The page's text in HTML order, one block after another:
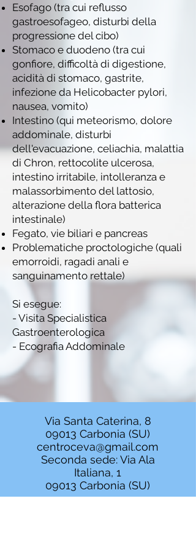
Esofago (tra cui reflusso
gastroesofageo, disturbi della
progressione del cibo)
Stomaco e duodeno (tra cui
gonfiore, difficoltà di digestione,
acidità di stomaco, gastrite,
infezione da Helicobacter pylori,
nausea, vomito)
Intestino (qui meteorismo, dolore
addominale, disturbi
dell'evacuazione, celiachia, malattia
di Chron, rettocolite ulcerosa,
intestino irritabile, intolleranza e
malassorbimento del lattosio,
alterazione della flora batterica
intestinale)
Fegato, vie biliari e pancreas
Problematiche proctologiche (quali
emorroidi, ragadi anali e
sanguinamento rettale)
Si esegue:
- Visita Specialistica
Gastroenterologica
- Ecografia Addominale
Via Santa Caterina, 8
09013 Carbonia (SU)
centroceva@gmail.com
Seconda sede: Via Ala
Italiana, 1
09013 Carbonia (SU)